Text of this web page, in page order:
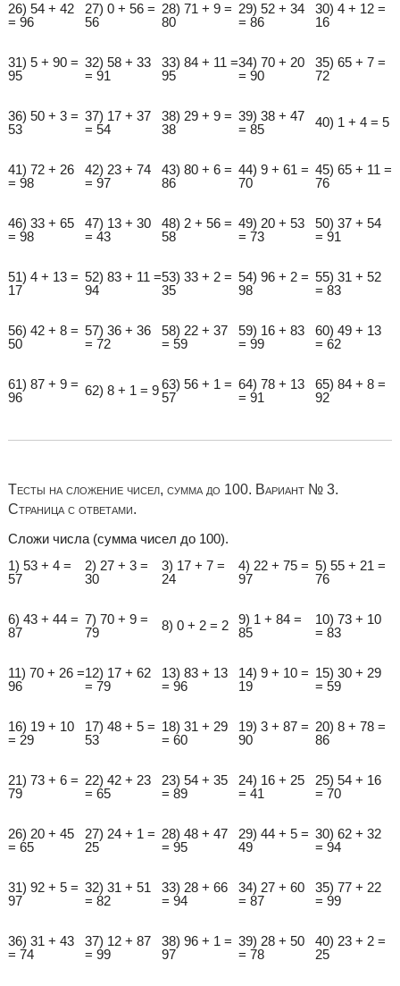
26) 54 + 42
= 96
27) 0 + 56 =
56
28) 71 + 9 =
80
29) 52 + 34
= 86
30) 4 + 12 =
16
31) 5 + 90 =
95
32) 58 + 33
= 91
33) 84 + 11 =
95
34) 70 + 20
= 90
35) 65 + 7 =
72
36) 50 + 3 =
53
37) 17 + 37
= 54
38) 29 + 9 =
38
39) 38 + 47
= 85
40) 1 + 4 = 5
41) 72 + 26
= 98
42) 23 + 74
= 97
43) 80 + 6 =
86
44) 9 + 61 =
70
45) 65 + 11 =
76
46) 33 + 65
= 98
47) 13 + 30
= 43
48) 2 + 56 =
58
49) 20 + 53
= 73
50) 37 + 54
= 91
51) 4 + 13 =
17
52) 83 + 11 =
94
53) 33 + 2 =
35
54) 96 + 2 =
98
55) 31 + 52
= 83
56) 42 + 8 =
50
57) 36 + 36
= 72
58) 22 + 37
= 59
59) 16 + 83
= 99
60) 49 + 13
= 62
61) 87 + 9 =
96
62) 8 + 1 = 963) 56 + 1 =
57
64) 78 + 13
= 91
65) 84 + 8 =
92
Тесты на сложение чисел, сумма до 100. Вариант № 3.
Страница с ответами.
Сложи числа (сумма чисел до 100).
1) 53 + 4 =
57
2) 27 + 3 =
30
3) 17 + 7 =
24
4) 22 + 75 =
97
5) 55 + 21 =
76
6) 43 + 44 =
87
7) 70 + 9 =
79
8) 0 + 2 = 2
9) 1 + 84 =
85
10) 73 + 10
= 83
11) 70 + 26 =
96
12) 17 + 62
= 79
13) 83 + 13
= 96
14) 9 + 10 =
19
15) 30 + 29
= 59
16) 19 + 10
= 29
17) 48 + 5 =
53
18) 31 + 29
= 60
19) 3 + 87 =
90
20) 8 + 78 =
86
21) 73 + 6 =
79
22) 42 + 23
= 65
23) 54 + 35
= 89
24) 16 + 25
= 41
25) 54 + 16
= 70
26) 20 + 45
= 65
27) 24 + 1 =
25
28) 48 + 47
= 95
29) 44 + 5 =
49
30) 62 + 32
= 94
31) 92 + 5 =
97
32) 31 + 51
= 82
33) 28 + 66
= 94
34) 27 + 60
= 87
35) 77 + 22
= 99
36) 31 + 43
= 74
37) 12 + 87
= 99
38) 96 + 1 =
97
39) 28 + 50
= 78
40) 23 + 2 =
25